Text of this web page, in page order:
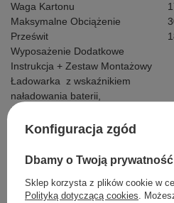
Waga Kartonu
Maksymalne Obciążenie
Prześwit
Wyposażenie Dodatkowe
Instrukcja + Zestaw Montażowy
Ładowarka z wskaźnikiem
naładowania baterii,
Kabel Mini Jack
Pokrowiec,
Konfiguracja zgód
Dbamy o Twoją prywatność
Sklep korzysta z plików cookie w
Polityką dotyczącą cookies .